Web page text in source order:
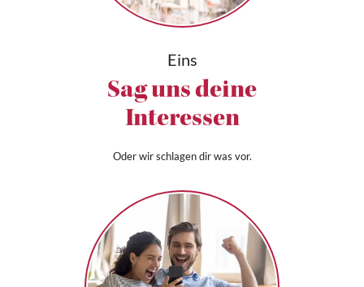
Eins
Sag uns deine
Interessen
Oder wir schlagen dir was vor.